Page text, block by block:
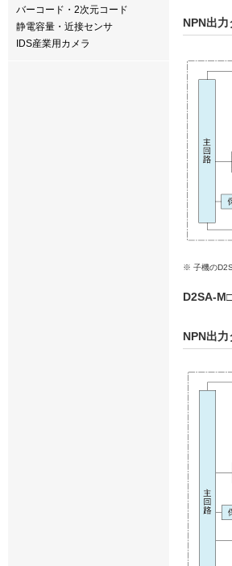
バーコード・2次元コード
静電容量・近接センサ
IDS産業用カメラ
NPN出力
※ 子機の
D2SA-
NPN出力